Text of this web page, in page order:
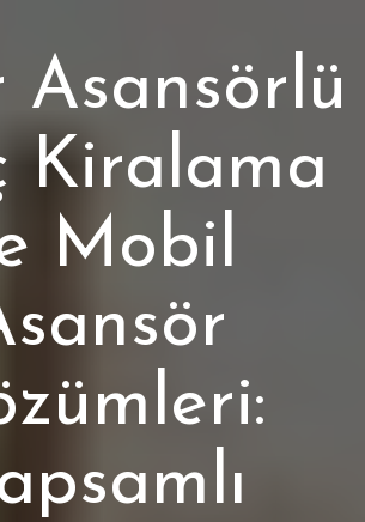
Asansörlü
Kiralama
Mobil